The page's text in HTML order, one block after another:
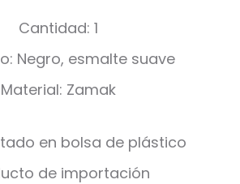
Cantidad: 1
Negro, esmalte suave
Material: Zamak
en bolsa de plástico
de importación